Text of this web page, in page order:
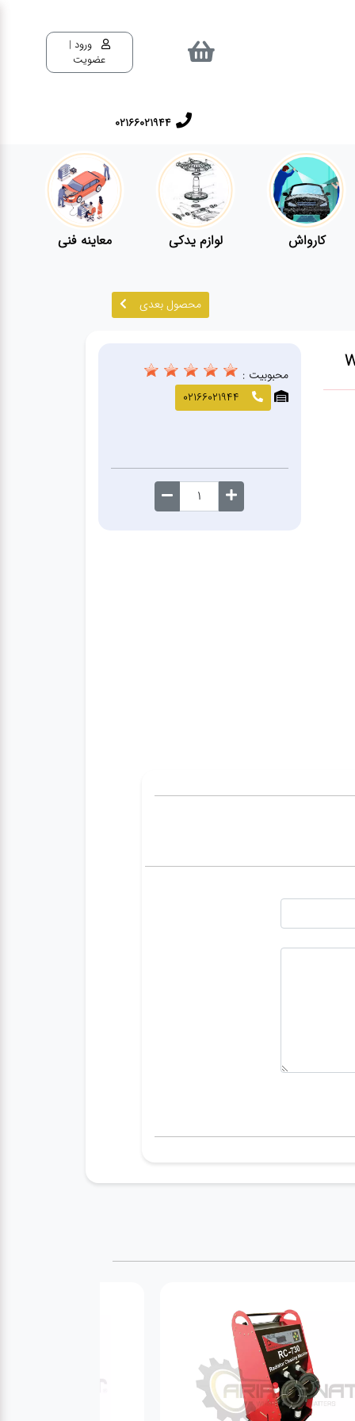
ورود |
عضویت
02166021944
کارواش لوازم یدکی معاینه فنی
محصول بعدی
محبوبیت :
02166021944